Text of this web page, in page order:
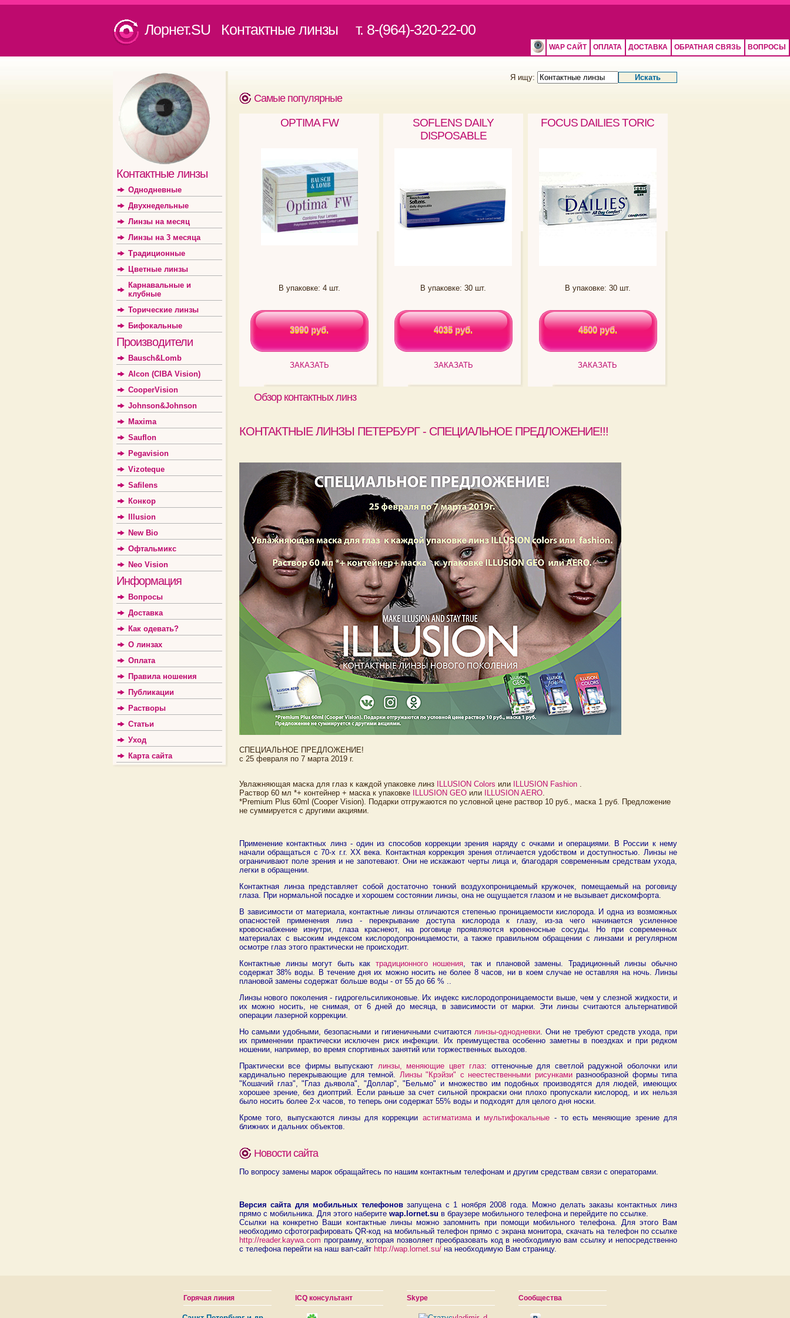
Лорнет.SU Контактные линзы т. 8-(964)-320-22-00
WAP САЙТ ОПЛАТА ДОСТАВКА ОБРАТНАЯ СВЯЗЬ ВОПРОСЫ
Контактные линзы
Однодневные
Двухнедельные
Линзы на месяц
Линзы на 3 месяца
Традиционные
Цветные линзы
Карнавальные и
клубные
Торические линзы
Бифокальные
Производители
Bausch&Lomb
Alcon (CIBA Vision)
CooperVision
Johnson&Johnson
Maxima
Sauflon
Pegavision
Vizoteque
Safilens
Конкор
Illusion
New Bio
Офтальмикс
Neo Vision
Информация
Вопросы
Доставка
Как одевать?
О линзах
Оплата
Правила ношения
Публикации
Растворы
Статьи
Уход
Карта сайта
Я ищу:
Самые популярные
OPTIMA FW
В упаковке: 4 шт.
3990 руб.
3990 руб.
ЗАКАЗАТЬ
SOFLENS DAILY
DISPOSABLE
В упаковке: 30 шт.
4035 руб.
4035 руб.
ЗАКАЗАТЬ
FOCUS DAILIES TORIC
В упаковке: 30 шт.
4500 руб.
4500 руб.
ЗАКАЗАТЬ
Обзор контактных линз
КОНТАКТНЫЕ ЛИНЗЫ ПЕТЕРБУРГ - СПЕЦИАЛЬНОЕ ПРЕДЛОЖЕНИЕ!!!
СПЕЦИАЛЬНОЕ ПРЕДЛОЖЕНИЕ!
с 25 февраля по 7 марта 2019 г.
Увлажняющая маска для глаз к каждой упаковке линз ILLUSION Colors или ILLUSION Fashion .
Раствор 60 мл *+ контейнер + маска к упаковке
ILLUSION GEO или ILLUSION AERO.
*Premium Plus 60ml (Cooper Vision). Подарки отгружаются по условной цене раствор 10 руб., маска 1 руб. Предложение
не суммируется с другими акциями.
Применение контактных линз - один из способов коррекции зрения наряду с очками и операциями. В России к нему
начали обращаться с 70-х г.г. ХХ века. Контактная коррекция зрения отличается удобством и доступностью. Линзы не
ограничивают поле зрения и не запотевают. Они не искажают черты лица и, благодаря современным средствам ухода,
легки в обращении.
Контактная линза представляет собой достаточно тонкий воздухопроницаемый кружочек, помещаемый на роговицу
глаза. При нормальной посадке и хорошем состоянии линзы, она не ощущается глазом и не вызывает дискомфорта.
В зависимости от материала, контактные линзы отличаются степенью проницаемости кислорода. И одна из возможных
опасностей применения линз - перекрывание доступа кислорода к глазу, из-за чего начинается усиленное
кровоснабжение изнутри, глаза краснеют, на роговице проявляются кровеносные сосуды. Но при современных
материалах с высоким индексом кислородопроницаемости, а также правильном обращении с линзами и регулярном
осмотре глаз этого практически не происходит.
Контактные линзы могут быть как традиционного ношения, так и плановой замены. Традиционный линзы обычно
содержат 38% воды. В течение дня их можно носить не более 8 часов, ни в коем случае не оставляя на ночь. Линзы
плановой замены содержат больше воды - от 55 до 66 % ..
Линзы нового поколения - гидрогельсиликоновые. Их индекс кислородопроницаемости выше, чем у слезной жидкости, и
их можно носить, не снимая, от 6 дней до месяца, в зависимости от марки. Эти линзы считаются альтернативой
операции лазерной коррекции.
Но самыми удобными, безопасными и гигиеничными считаютсялинзы-однодневки. Они не требуют средств ухода, при
их применении практически исключен риск инфекции. Их преимущества особенно заметны в поездках и при редком
ношении, например, во время спортивных занятий или торжественных выходов.
Практически все фирмы выпускают линзы, меняющие цвет глаз: оттеночные для светлой радужной оболочки или
кардинально перекрывающие для темной. Линзы "Крэйзи" с неестественными рисункамиразнообразной формы типа
"Кошачий глаз", "Глаз дьявола", "Доллар", "Бельмо" и множество им подобных производятся для людей, имеющих
хорошее зрение, без диоптрий. Если раньше за счет сильной прокраски они плохо пропускали кислород, и их нельзя
было носить более 2-х часов, то теперь они содержат 55% воды и подходят для целого дня носки.
Кроме того, выпускаются линзы для коррекции астигматизмаи мультифокальные - то есть меняющие зрение для
ближних и дальних объектов.
Новости сайта
По вопросу замены марок обращайтесь по нашим контактным телефонам и другим средствам связи с операторами.
Версия сайта для мобильных телефоновзапущена с 1 ноября 2008 года. Можно делать заказы контактных линз
прямо с мобильника. Для этого наберите wap.lornet.su в браузере мобильного телефона и перейдите по ссылке.
Ссылки на конкретно Ваши контактные линзы можно запомнить при помощи мобильного телефона. Для этого Вам
необходимо сфотографировать QR-код на мобильный телефон прямо с экрана монитора, скачать на телефон по ссылке
http://reader.kaywa.com программу, которая позволяет преобразовать код в необходимую вам ссылку и непосредственно
с телефона перейти на наш вап-сайт http://wap.lornet.su/ на необходимую Вам страницу.
Горячая линия ICQ консультант Skype Сообщества